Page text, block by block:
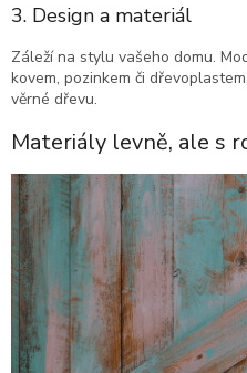
3. Design a materiál
Záleží na stylu vašeho domu.
kovem, pozinkem či
věrné dřevu.
Materiály levně, ale s